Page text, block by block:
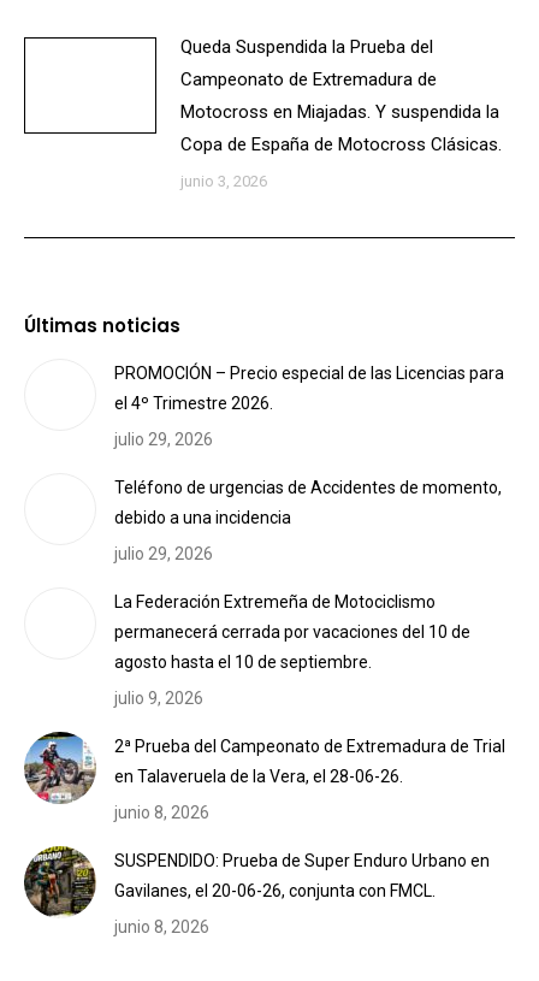
Queda Suspendida la Prueba del
Campeonato de Extremadura de
Motocross en Miajadas. Y suspendida la
Copa de España de Motocross Clásicas.
junio 3, 2026
Últimas noticias
PROMOCIÓN – Precio especial de las Licencias para
el 4º Trimestre 2026.
julio 29, 2026
Teléfono de urgencias de Accidentes de momento,
debido a una incidencia
julio 29, 2026
La Federación Extremeña de Motociclismo
permanecerá cerrada por vacaciones del 10 de
agosto hasta el 10 de septiembre.
julio 9, 2026
2ª Prueba del Campeonato de Extremadura de Trial
en Talaveruela de la Vera, el 28-06-26.
junio 8, 2026
SUSPENDIDO: Prueba de Super Enduro Urbano en
Gavilanes, el 20-06-26, conjunta con FMCL.
junio 8, 2026